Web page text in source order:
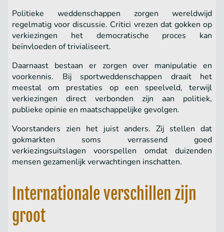
Politieke weddenschappen zorgen wereldwijd
regelmatig voor discussie. Critici vrezen dat gokken op
verkiezingen het democratische proces kan
beïnvloeden of trivialiseert.
Daarnaast bestaan er zorgen over manipulatie en
voorkennis. Bij sportweddenschappen draait het
meestal om prestaties op een speelveld, terwijl
verkiezingen direct verbonden zijn aan politiek,
publieke opinie en maatschappelijke gevolgen.
Voorstanders zien het juist anders. Zij stellen dat
gokmarkten soms verrassend goed
verkiezingsuitslagen voorspellen omdat duizenden
mensen gezamenlijk verwachtingen inschatten.
Internationale verschillen zijn
groot